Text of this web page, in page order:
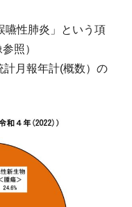
性肺炎」という項
照）
計月報年計(概数）の